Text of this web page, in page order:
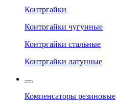
Контргайки
Контргайки чугунные
Контргайки стальные
Контргайки латунные
Компенсаторы резиновые